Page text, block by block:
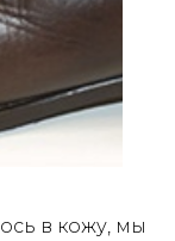
в кожу, мы